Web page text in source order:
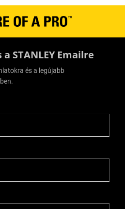
STANLEY Emailre
és a legújabb